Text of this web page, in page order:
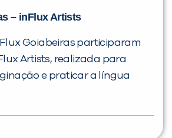
– inFlux Artists
Goiabeiras participaram
Artists, realizada para
e praticar a língua